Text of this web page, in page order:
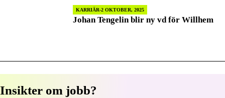
KARRIÄR 2 OKTOBER, 2025
Johan Tengelin blir ny vd för Willhem
Insikter om jobb?